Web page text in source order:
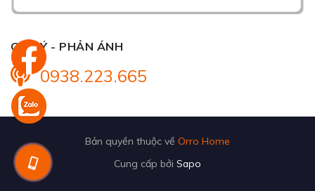
GÓP Ý - PHẢN ÁNH
0938.223.665
Bản quyền thuộc về Orro Home
Cung cấp bởi Sapo